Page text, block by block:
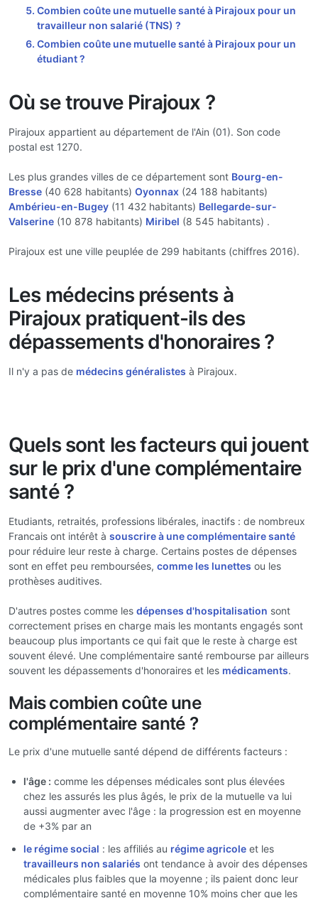
Combien coûte une mutuelle santé à Pirajoux pour un
travailleur non salarié (TNS) ?
Combien coûte une mutuelle santé à Pirajoux pour un
étudiant ?
Où se trouve Pirajoux ?
Pirajoux appartient au département de l'Ain (01). Son code
postal est 1270.
Les plus grandes villes de ce département sont Bourg-en-
Bresse (40 628 habitants) Oyonnax (24 188 habitants)
Ambérieu-en-Bugey (11 432 habitants) Bellegarde-sur-
Valserine (10 878 habitants) Miribel (8 545 habitants) .
Pirajoux est une ville peuplée de 299 habitants (chiffres 2016).
Les médecins présents à
Pirajoux pratiquent-ils des
dépassements d'honoraires ?
Il n'y a pas de médecins généralistes à Pirajoux.
Quels sont les facteurs qui jouent
sur le prix d'une complémentaire
santé ?
Etudiants, retraités, professions libérales, inactifs : de nombreux
Francais ont intérêt à souscrire à une complémentaire santé
pour réduire leur reste à charge. Certains postes de dépenses
sont en effet peu remboursées, comme les lunettes ou les
prothèses auditives.
D'autres postes comme les dépenses d'hospitalisation sont
correctement prises en charge mais les montants engagés sont
beaucoup plus importants ce qui fait que le reste à charge est
souvent élevé. Une complémentaire santé rembourse par ailleurs
souvent les dépassements d'honoraires et les médicaments.
Mais combien coûte une
complémentaire santé ?
Le prix d'une mutuelle santé dépend de différents facteurs :
l'âge : comme les dépenses médicales sont plus élevées
chez les assurés les plus âgés, le prix de la mutuelle va lui
aussi augmenter avec l'âge : la progression est en moyenne
de +3% par an
le régime social : les affiliés au régime agricole et les
travailleurs non salariés ont tendance à avoir des dépenses
médicales plus faibles que la moyenne ; ils paient donc leur
complémentaire santé en moyenne 10% moins cher que les